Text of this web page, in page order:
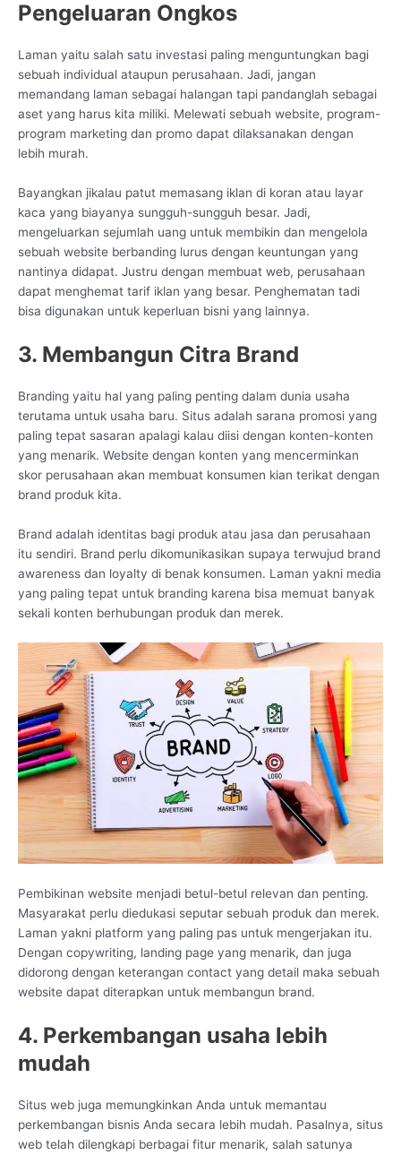
Pengeluaran Ongkos
Laman yaitu salah satu investasi paling menguntungkan bagi
sebuah individual ataupun perusahaan. Jadi, jangan
memandang laman sebagai halangan tapi pandanglah sebagai
aset yang harus kita miliki. Melewati sebuah website, program-
program marketing dan promo dapat dilaksanakan dengan
lebih murah.
Bayangkan jikalau patut memasang iklan di koran atau layar
kaca yang biayanya sungguh-sungguh besar. Jadi,
mengeluarkan sejumlah uang untuk membikin dan mengelola
sebuah website berbanding lurus dengan keuntungan yang
nantinya didapat. Justru dengan membuat web, perusahaan
dapat menghemat tarif iklan yang besar. Penghematan tadi
bisa digunakan untuk keperluan bisni yang lainnya.
3. Membangun Citra Brand
Branding yaitu hal yang paling penting dalam dunia usaha
terutama untuk usaha baru. Situs adalah sarana promosi yang
paling tepat sasaran apalagi kalau diisi dengan konten-konten
yang menarik. Website dengan konten yang mencerminkan
skor perusahaan akan membuat konsumen kian terikat dengan
brand produk kita.
Brand adalah identitas bagi produk atau jasa dan perusahaan
itu sendiri. Brand perlu dikomunikasikan supaya terwujud brand
awareness dan loyalty di benak konsumen. Laman yakni media
yang paling tepat untuk branding karena bisa memuat banyak
sekali konten berhubungan produk dan merek.
Pembikinan website menjadi betul-betul relevan dan penting.
Masyarakat perlu diedukasi seputar sebuah produk dan merek.
Laman yakni platform yang paling pas untuk mengerjakan itu.
Dengan copywriting, landing page yang menarik, dan juga
didorong dengan keterangan contact yang detail maka sebuah
website dapat diterapkan untuk membangun brand.
4. Perkembangan usaha lebih
mudah
Situs web juga memungkinkan Anda untuk memantau
perkembangan bisnis Anda secara lebih mudah. Pasalnya, situs
web telah dilengkapi berbagai fitur menarik, salah satunya